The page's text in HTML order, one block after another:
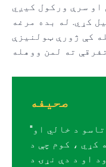
او سرې ورکول کیږي
کړي. له بده مرغه
کې ژورې ټولنیزې
صحیفه
"دې ته پام وکړئ چې هیڅوک تاسو د خالي او
کړي ، کوم چې د
او د دې نړۍ د